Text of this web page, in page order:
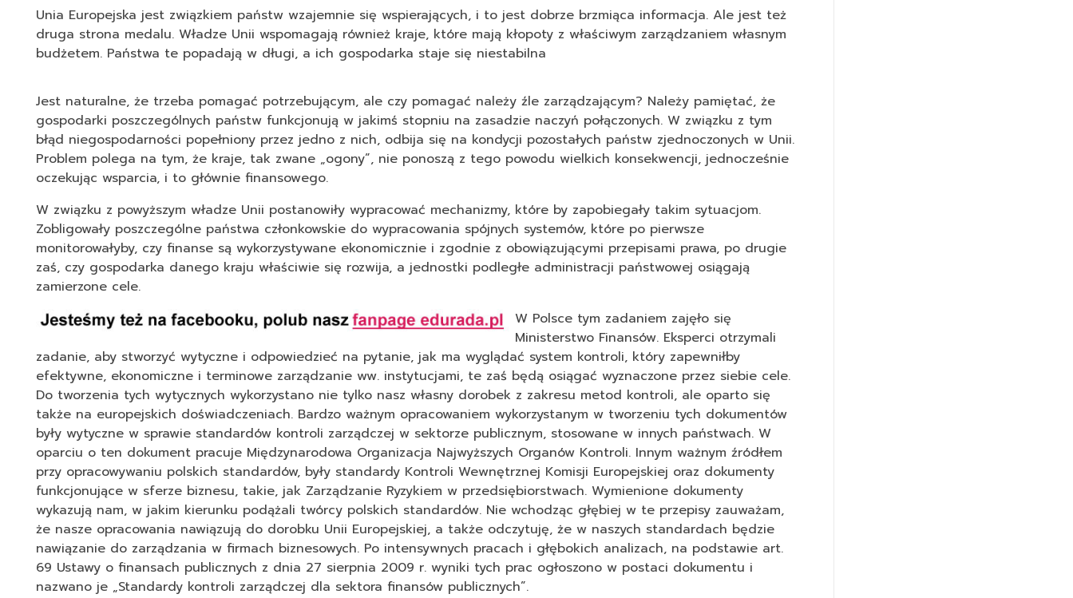
Unia Europejska jest związkiem państw wzajemnie się wspierających, i to jest dobrze brzmiąca informacja. Ale jest też
druga strona medalu. Władze Unii wspomagają również kraje, które mają kłopoty z właściwym zarządzaniem własnym
budżetem. Państwa te popadają w długi, a ich gospodarka staje się niestabilna
Jest naturalne, że trzeba pomagać potrzebującym, ale czy pomagać należy źle zarządzającym? Należy pamiętać, że
gospodarki poszczególnych państw funkcjonują w jakimś stopniu na zasadzie naczyń połączonych. W związku z tym
błąd niegospodarności popełniony przez jedno z nich, odbija się na kondycji pozostałych państw zjednoczonych w Unii.
Problem polega na tym, że kraje, tak zwane „ogony”, nie ponoszą z tego powodu wielkich konsekwencji, jednocześnie
oczekując wsparcia, i to głównie finansowego.
W związku z powyższym władze Unii postanowiły wypracować mechanizmy, które by zapobiegały takim sytuacjom.
Zobligowały poszczególne państwa członkowskie do wypracowania spójnych systemów, które po pierwsze
monitorowałyby, czy finanse są wykorzystywane ekonomicznie i zgodnie z obowiązującymi przepisami prawa, po drugie
zaś, czy gospodarka danego kraju właściwie się rozwija, a jednostki podległe administracji państwowej osiągają
zamierzone cele.
W Polsce tym zadaniem zajęło się
Ministerstwo Finansów. Eksperci otrzymali
zadanie, aby stworzyć wytyczne i odpowiedzieć na pytanie, jak ma wyglądać system kontroli, który zapewniłby
efektywne, ekonomiczne i terminowe zarządzanie ww. instytucjami, te zaś będą osiągać wyznaczone przez siebie cele.
Do tworzenia tych wytycznych wykorzystano nie tylko nasz własny dorobek z zakresu metod kontroli, ale oparto się
także na europejskich doświadczeniach. Bardzo ważnym opracowaniem wykorzystanym w tworzeniu tych dokumentów
były wytyczne w sprawie standardów kontroli zarządczej w sektorze publicznym, stosowane w innych państwach. W
oparciu o ten dokument pracuje Międzynarodowa Organizacja Najwyższych Organów Kontroli. Innym ważnym źródłem
przy opracowywaniu polskich standardów, były standardy Kontroli Wewnętrznej Komisji Europejskiej oraz dokumenty
funkcjonujące w sferze biznesu, takie, jak Zarządzanie Ryzykiem w przedsiębiorstwach. Wymienione dokumenty
wykazują nam, w jakim kierunku podążali twórcy polskich standardów. Nie wchodząc głębiej w te przepisy zauważam,
że nasze opracowania nawiązują do dorobku Unii Europejskiej, a także odczytuję, że w naszych standardach będzie
nawiązanie do zarządzania w firmach biznesowych. Po intensywnych pracach i głębokich analizach, na podstawie art.
69 Ustawy o finansach publicznych z dnia 27 sierpnia 2009 r. wyniki tych prac ogłoszono w postaci dokumentu i
nazwano je „Standardy kontroli zarządczej dla sektora finansów publicznych”.